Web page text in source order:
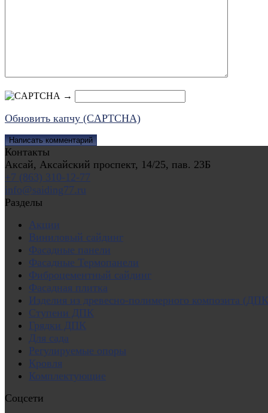
→
Обновить капчу (CAPTCHA)
Контакты
Аксай, Аксайский проспект, 14/25, пав. 23Б
+7 (863) 310-12-77
info@saiding77.ru
Разделы
Акции
Виниловый сайдинг
Фасадные панели
Фасадные Термопанели
Фиброцементный сайдинг
Фасадная плитка
Изделия из древесно-полимерного композита
Ступени ДПК
Грядки ДПК
Для сада
Регулируемые опоры
Кровля
Комплектующие
Соцсети